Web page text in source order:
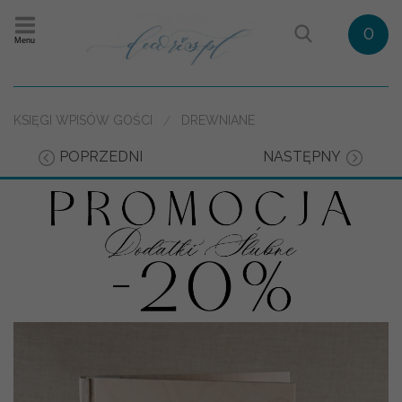
Menu 0
KSIĘGI WPISÓW GOŚCI DREWNIANE
POPRZEDNI NASTĘPNY